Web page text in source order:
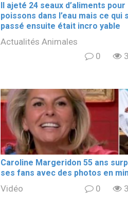
Il ajeté 24 seaux d’aliments pour
poissons dans l’eau mais ce qui
passé ensuite était incro yable
Actualités Animales
0
Caroline Margeridon 55 ans
ses fans avec des photos en
Vidéo 0